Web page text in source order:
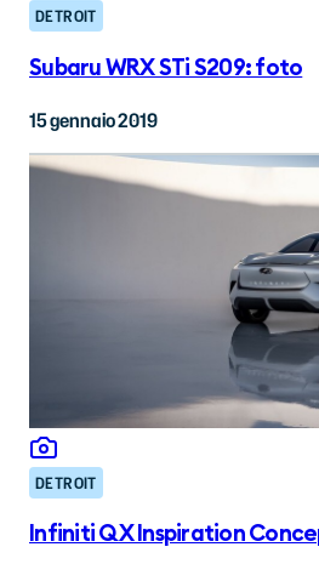
DETROIT
Subaru WRX STi S209: foto
15 gennaio 2019
DETROIT
Infiniti QX Inspiration